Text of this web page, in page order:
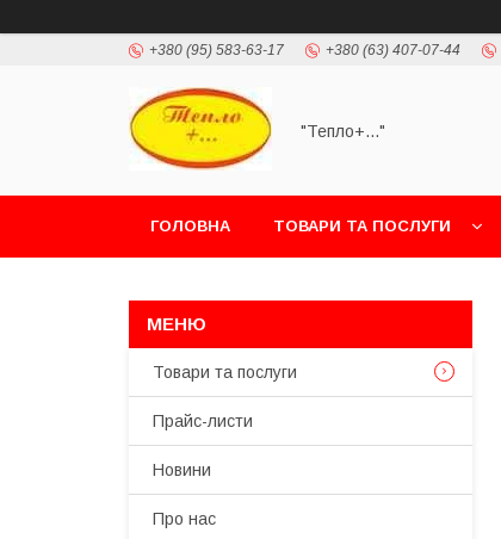
+380 (95) 583-63-17 +380 (63) 407-07-44
"Тепло+..."
ГОЛОВНА ТОВАРИ ТА ПОСЛУГИ
Товари та послуги
Прайс-листи
Новини
Про нас